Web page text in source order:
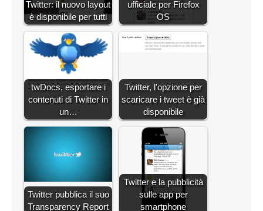
Twitter: il nuovo layout
è disponibile per tutti
ufficiale per Firefox
OS
twDocs, esportare i
contenuti di Twitter in
un…
Twitter, l'opzione per
scaricare i tweet è già
disponibile
Twitter pubblica il suo
Transparency Report
Twitter e la pubblicità
sulle app per
smartphone